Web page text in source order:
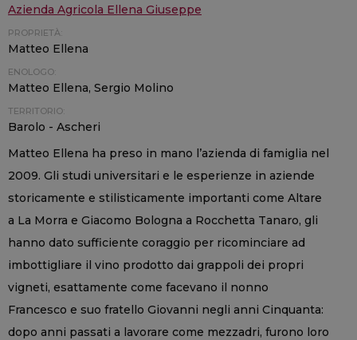
Azienda Agricola Ellena Giuseppe
PROPRIETÀ:
Matteo Ellena
ENOLOGO:
Matteo Ellena, Sergio Molino
TERRITORIO:
Barolo - Ascheri
Matteo Ellena ha preso in mano l’azienda di famiglia nel
2009. Gli studi universitari e le esperienze in aziende
storicamente e stilisticamente importanti come Altare
a La Morra e Giacomo Bologna a Rocchetta Tanaro, gli
hanno dato sufficiente coraggio per ricominciare ad
imbottigliare il vino prodotto dai grappoli dei propri
vigneti, esattamente come facevano il nonno
Francesco e suo fratello Giovanni negli anni Cinquanta:
dopo anni passati a lavorare come mezzadri, furono loro